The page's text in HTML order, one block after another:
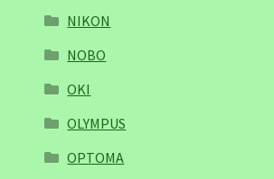
NIKON
NOBO
OKI
OLYMPUS
OPTOMA